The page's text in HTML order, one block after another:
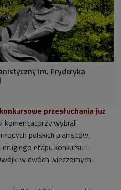
im. Fryderyka
przesłuchania już
komentatorzy wybrali
polskich pianistów,
etapu konkursu i
w dwóch wieczornych